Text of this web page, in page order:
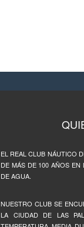
EL REAL CLUB NÁUTICO
DE MÁS DE 100 AÑOS EN
DE AGUA.
NUESTRO CLUB SE
LA CIUDAD DE LAS